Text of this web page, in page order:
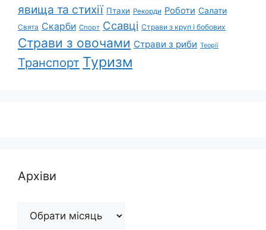
явища та стихії Птахи Рекорди Роботи Салати
Свята Скарби Спорт Ссавці Страви з круп і бобових
Страви з овочами Страви з риби Теорії
Транспорт Туризм
Архіви
Архіви